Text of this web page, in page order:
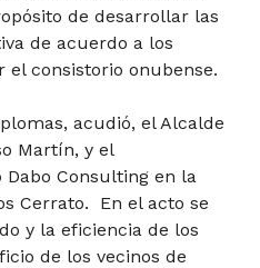
de desarrollar las
de acuerdo a los
consistorio onubense.
acudió, el Alcalde
Martín, y el
Consulting en la
Cerrato. En el acto se
y la eficiencia de los
de los vecinos de